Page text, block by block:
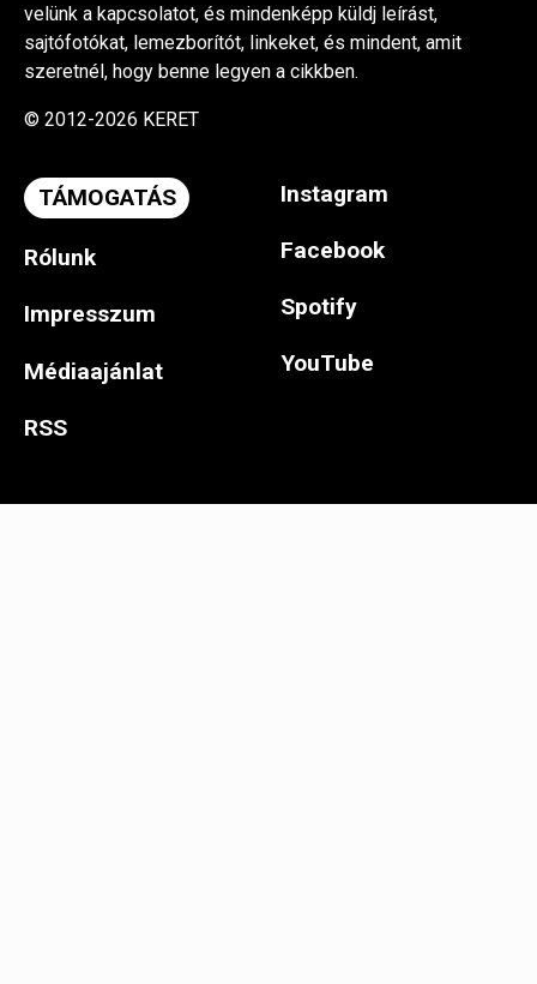
velünk a kapcsolatot, és mindenképp küldj leírást,
sajtófotókat, lemezborítót, linkeket, és mindent, amit
szeretnél, hogy benne legyen a cikkben.
© 2012-2026 KERET
TÁMOGATÁS
Rólunk
Impresszum
Médiaajánlat
RSS
Instagram
Facebook
Spotify
YouTube